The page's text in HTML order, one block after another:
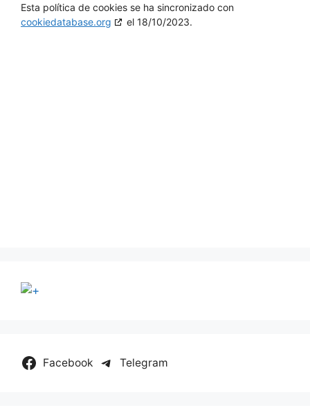
Esta política de cookies se ha sincronizado con
cookiedatabase.org
el 18/10/2023.
Facebook Telegram